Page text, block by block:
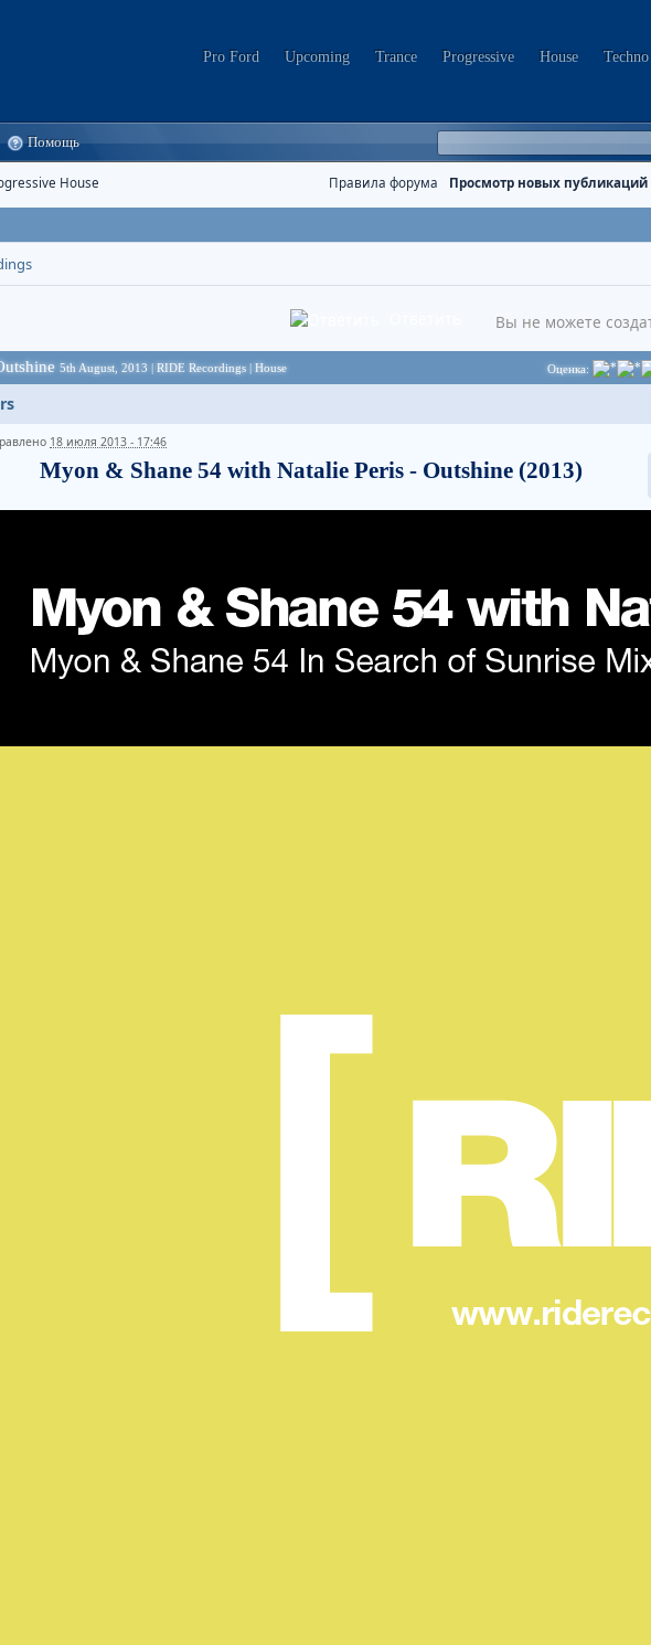
Pro Ford Upcoming Trance Progressive House Techno
Помощь
House Правила форума Просмотр новых публикаций
Вы не можете
5th August, 2013 | RIDE Recordings | House Оценка:
18 июля 2013 - 17:46
Myon & Shane 54 with Natalie Peris - Outshine (2013)